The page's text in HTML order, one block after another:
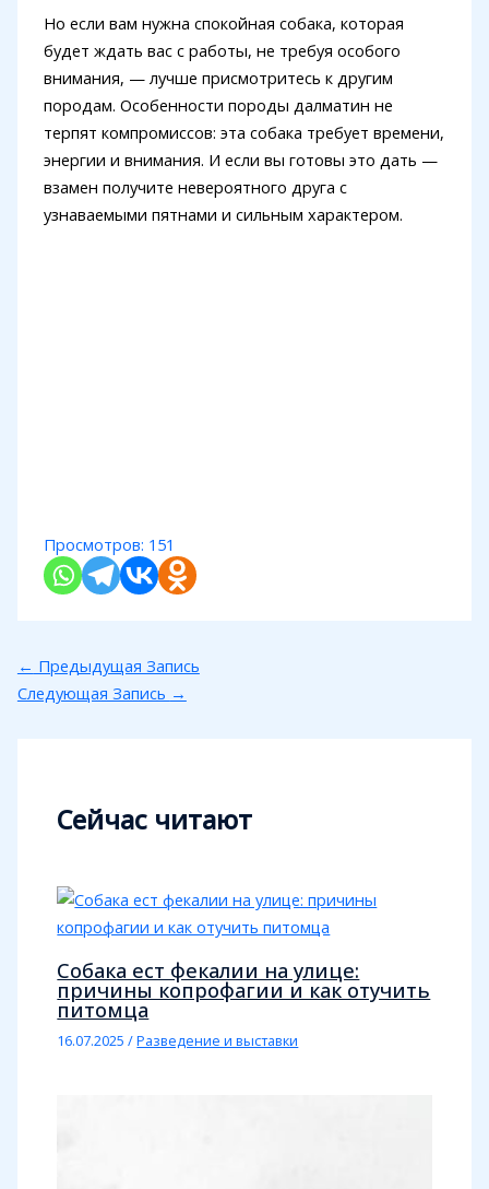
Но если вам нужна спокойная собака, которая
будет ждать вас с работы, не требуя особого
внимания, — лучше присмотритесь к другим
породам. Особенности породы далматин не
терпят компромиссов: эта собака требует времени,
энергии и внимания. И если вы готовы это дать —
взамен получите невероятного друга с
узнаваемыми пятнами и сильным характером.
Просмотров: 151
← Предыдущая Запись
Следующая Запись →
Сейчас читают
Собака ест фекалии на улице:
причины копрофагии и как отучить
питомца
16.07.2025/Разведение и выставки